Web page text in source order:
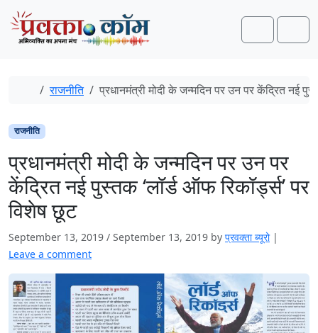
Skip to content
Skip to footer
Search
Home
राजनीति प्रधानमंत्री मोदी के जन्मदिन पर उन पर केंद्रित नई
राजनीति
प्रधानमंत्री मोदी के जन्मदिन पर उन पर
केंद्रित नई पुस्तक ‘लॉर्ड ऑफ रिकॉर्ड्स’ पर
विशेष छूट
September 13, 2019 / September 13, 2019 by प्रवक्‍ता ब्यूरो |
Leave a comment